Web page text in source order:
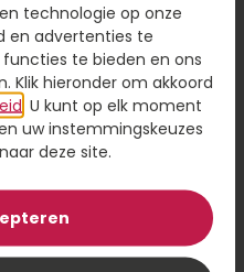
Today is your day
17,95
technologie op onze
en advertenties te
te bieden en ons
Klik hieronder om akkoord
. U kunt op elk moment
uw instemmingskeuzes
deze site.